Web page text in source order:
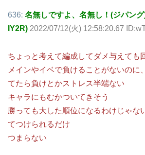
636: 名無しですよ、名無し！(ジパング
IY2R) 2022/07/12(火) 12:58:20.67
ちょっと考えて編成してダメ与えても
メインやイベで負けることがないのに
てたら負けとかストレス半端ない
キャラにもむかついてきそう
勝っても大した順位になるわけじゃな
てつけられるだけ
つまらない